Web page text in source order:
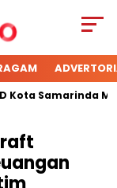
Samarinda